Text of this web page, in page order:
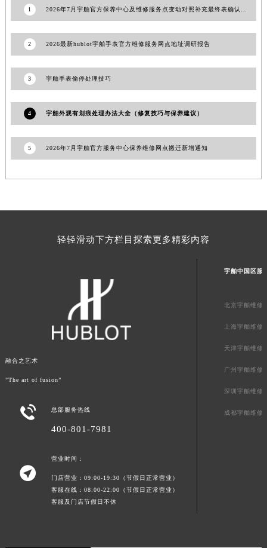
1 2026年7月宇舶官方保养中心及维修服务点变动对照补充最终表确认发布
2 2026最新hublot宇舶手表官方维修服务网点地址调研报告
3 宇舶手表偷停处理技巧
4 宇舶外观有划痕处理办法大全（修复技巧与保养建议）
5 2026年7月宇舶官方服务中心保养维修网点搬迁新增通知
轻轻滑动下方栏目探索更多精彩内容
融合之艺术
"The art of fusion”
 总部服务热线
400-801-7981

营业时间：
门店营业：09:00-19:30（节假日正常营业）
客服在线：08:00-22:00（节假日正常营业）
客服及门店节假日不休
宇舶中国区服
北京宇舶维修
上海宇舶维修
天津宇舶维修
广州宇舶维修
深圳宇舶维修
成都宇舶维修